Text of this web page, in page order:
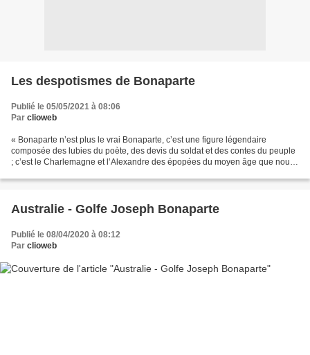
Les despotismes de Bonaparte
Publié le 05/05/2021 à 08:06
Par clioweb
« Bonaparte n’est plus le vrai Bonaparte, c’est une figure légendaire
composée des lubies du poète, des devis du soldat et des contes du peuple
; c’est le Charlemagne et l’Alexandre des épopées du moyen âge que nous
Australie - Golfe Joseph Bonaparte
Publié le 08/04/2020 à 08:12
Par clioweb